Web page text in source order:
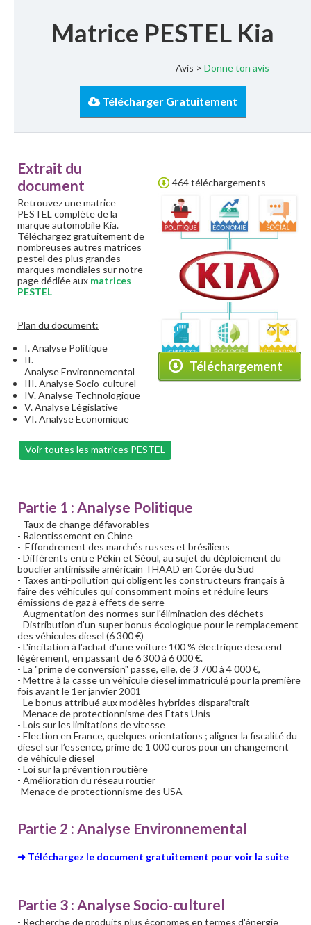
Matrice PESTEL Kia
Avis > Donne ton avis
Télécharger Gratuitement
Téléchargement
464 téléchargements
Extrait du
document
Retrouvez une matrice
PESTEL complète de la
marque automobile Kia.
Téléchargez gratuitement de
nombreuses autres matrices
pestel des plus grandes
marques mondiales sur notre
page dédiée aux matrices
PESTEL
Plan du document:
I. Analyse Politique
II.
Analyse Environnemental
III. Analyse Socio-culturel
IV. Analyse Technologique
V. Analyse Législative
VI. Analyse Economique
Voir toutes les matrices PESTEL
Partie 1 : Analyse Politique
- Taux de change défavorables
- Ralentissement en Chine
- Effondrement des marchés russes et brésiliens
- Différents entre Pékin et Séoul, au sujet du déploiement du
bouclier antimissile américain THAAD en Corée du Sud
- Taxes anti-pollution qui obligent les constructeurs français à
faire des véhicules qui consomment moins et réduire leurs
émissions de gaz à effets de serre
- Augmentation des normes sur l'élimination des déchets
- Distribution d'un super bonus écologique pour le remplacement
des véhicules diesel (6 300 €)
- L'incitation à l'achat d'une voiture 100 % électrique descend
légèrement, en passant de 6 300 à 6 000 €.
- La "prime de conversion" passe, elle, de 3 700 à 4 000 €,
- Mettre à la casse un véhicule diesel immatriculé pour la première
fois avant le 1er janvier 2001
- Le bonus attribué aux modèles hybrides disparaîtrait
- Menace de protectionnisme des Etats Unis
- Lois sur les limitations de vitesse
- Election en France, quelques orientations ; aligner la fiscalité du
diesel sur l’essence, prime de 1 000 euros pour un changement
de véhicule diesel
- Loi sur la prévention routière
- Amélioration du réseau routier
-Menace de protectionnisme des USA
Partie 2 : Analyse Environnemental
➜ Téléchargez le document gratuitement pour voir la suite
Partie 3 : Analyse Socio-culturel
- Recherche de produits plus économes en termes d'énergie